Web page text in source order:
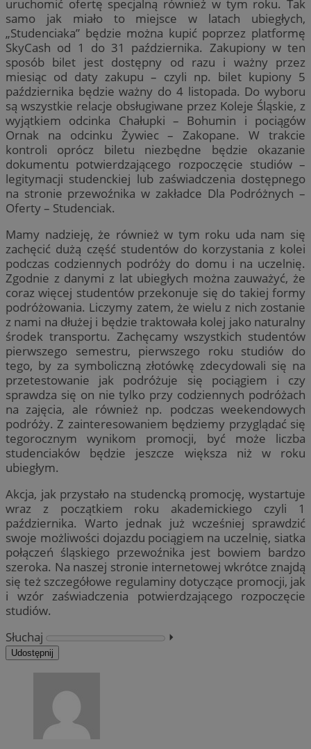
uruchomić ofertę specjalną również w tym roku. Tak
samo jak miało to miejsce w latach ubiegłych,
„Studenciaka” będzie można kupić poprzez platformę
SkyCash od 1 do 31 października. Zakupiony w ten
sposób bilet jest dostępny od razu i ważny przez
miesiąc od daty zakupu – czyli np. bilet kupiony 5
października będzie ważny do 4 listopada. Do wyboru
są wszystkie relacje obsługiwane przez Koleje Śląskie, z
wyjątkiem odcinka Chałupki – Bohumin i pociągów
Ornak na odcinku Żywiec – Zakopane. W trakcie
kontroli oprócz biletu niezbędne będzie okazanie
dokumentu potwierdzającego rozpoczęcie studiów –
legitymacji studenckiej lub zaświadczenia dostępnego
na stronie przewoźnika w zakładce Dla Podróżnych –
Oferty – Studenciak.
Mamy nadzieję, że również w tym roku uda nam się
zachęcić dużą część studentów do korzystania z kolei
podczas codziennych podróży do domu i na uczelnię.
Zgodnie z danymi z lat ubiegłych można zauważyć, że
coraz więcej studentów przekonuje się do takiej formy
podróżowania. Liczymy zatem, że wielu z nich zostanie
z nami na dłużej i będzie traktowała kolej jako naturalny
środek transportu. Zachęcamy wszystkich studentów
pierwszego semestru, pierwszego roku studiów do
tego, by za symboliczną złotówkę zdecydowali się na
przetestowanie jak podróżuje się pociągiem i czy
sprawdza się on nie tylko przy codziennych podróżach
na zajęcia, ale również np. podczas weekendowych
podróży. Z zainteresowaniem będziemy przyglądać się
tegorocznym wynikom promocji, być może liczba
studenciaków będzie jeszcze większa niż w roku
ubiegłym.
Akcja, jak przystało na studencką promocję, wystartuje
wraz z początkiem roku akademickiego czyli 1
października. Warto jednak już wcześniej sprawdzić
swoje możliwości dojazdu pociągiem na uczelnię, siatka
połączeń śląskiego przewoźnika jest bowiem bardzo
szeroka. Na naszej stronie internetowej wkrótce znajdą
się też szczegółowe regulaminy dotyczące promocji, jak
i wzór zaświadczenia potwierdzającego rozpoczęcie
studiów.
Słuchaj
⏵︎
Udostępnij